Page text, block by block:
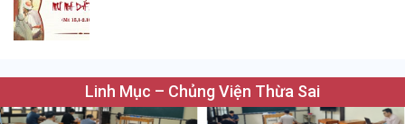
Linh Mục – Chủng Viện Thừa Sai